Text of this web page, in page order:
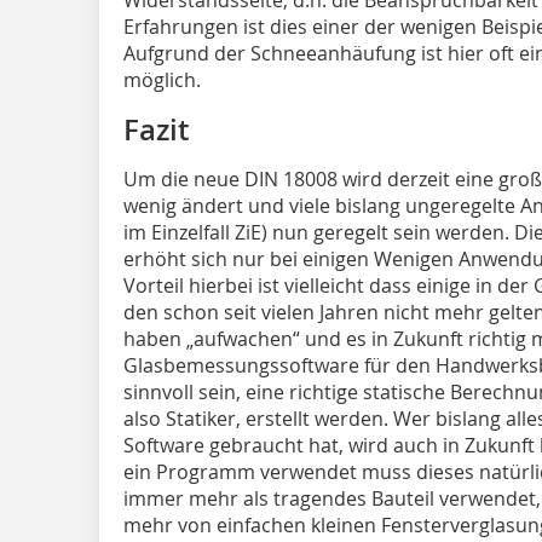
Erfahrungen ist dies einer der wenigen
Aufgrund der Schneeanhäufung ist hier oft
möglich.
Fazit
Um die neue DIN 18008 wird derzeit eine
wenig ändert und viele bislang ungeregelte
im Einzelfall ZiE) nun geregelt sein werden.
erhöht sich nur bei einigen Wenigen
Vorteil hierbei ist vielleicht dass einige in der
den schon seit vielen Jahren nicht mehr
haben „aufwachen“ und es in Zukunft richtig
Glasbemessungssoftware für den
sinnvoll sein, eine richtige statische
also Statiker, erstellt werden. Wer bislang
Software gebraucht hat, wird auch in
ein Programm verwendet muss dieses
immer mehr als tragendes Bauteil
mehr von einfachen kleinen